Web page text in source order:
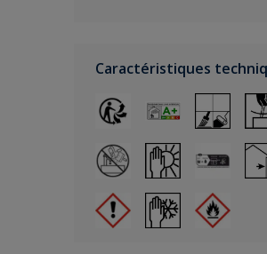
Caractéristiques